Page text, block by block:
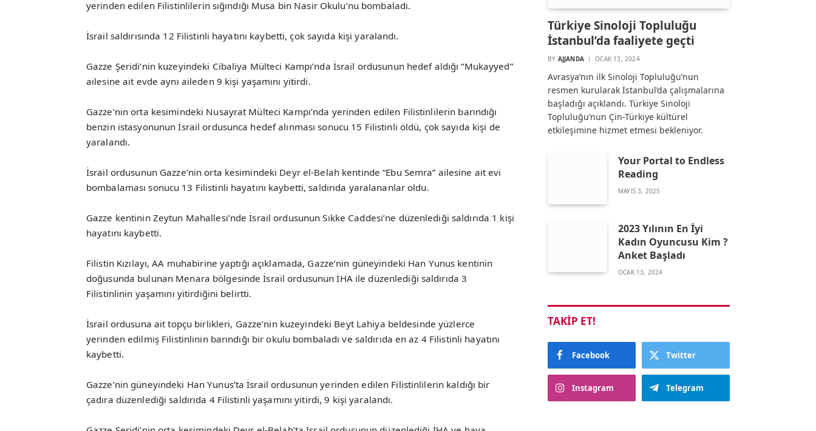
yerinden edilen Filistinlilerin sığındığı Musa bin Nasir Okulu’nu bombaladı.
İsrail saldırısında 12 Filistinli hayatını kaybetti, çok sayıda kişi yaralandı.
Gazze Şeridi’nin kuzeyindeki Cibaliya Mülteci Kampı’nda İsrail ordusunun hedef aldığı “Mukayyed”
ailesine ait evde aynı aileden 9 kişi yaşamını yitirdi.
Gazze’nin orta kesimindeki Nusayrat Mülteci Kampı’nda yerinden edilen Filistinlilerin barındığı
benzin istasyonunun İsrail ordusunca hedef alınması sonucu 15 Filistinli öldü, çok sayıda kişi de
yaralandı.
İsrail ordusunun Gazze’nin orta kesimindeki Deyr el-Belah kentinde “Ebu Semra” ailesine ait evi
bombalaması sonucu 13 Filistinli hayatını kaybetti, saldırıda yaralananlar oldu.
Gazze kentinin Zeytun Mahallesi’nde İsrail ordusunun Sıkke Caddesi’ne düzenlediği saldırıda 1 kişi
hayatını kaybetti.
Filistin Kızılayı, AA muhabirine yaptığı açıklamada, Gazze’nin güneyindeki Han Yunus kentinin
doğusunda bulunan Menara bölgesinde İsrail ordusunun İHA ile düzenlediği saldırıda 3
Filistinlinin yaşamını yitirdiğini belirtti.
İsrail ordusuna ait topçu birlikleri, Gazze’nin kuzeyindeki Beyt Lahiya beldesinde yüzlerce
yerinden edilmiş Filistinlinin barındığı bir okulu bombaladı ve saldırıda en az 4 Filistinli hayatını
kaybetti.
Gazze’nin güneyindeki Han Yunus’ta İsrail ordusunun yerinden edilen Filistinlilerin kaldığı bir
çadıra düzenlediği saldırıda 4 Filistinli yaşamını yitirdi, 9 kişi yaralandı.
Türkiye Sinoloji Topluluğu
İstanbul’da faaliyete geçti
BY AJJANDA OCAK 13, 2024
Avrasya’nın ilk Sinoloji Topluluğu’nun
resmen kurularak İstanbul’da çalışmalarına
başladığı açıklandı. Türkiye Sinoloji
Topluluğu’nun Çin-Türkiye kültürel
etkileşimine hizmet etmesi bekleniyor.
Your Portal to Endless
Reading
MAYIS 3, 2025
2023 Yılının En İyi
Kadın Oyuncusu Kim ?
Anket Başladı
OCAK 13, 2024
TAKIP ET!
Facebook Twitter
Instagram Telegram